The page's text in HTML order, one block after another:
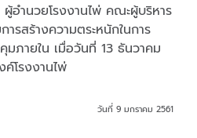
ำนวยโรงงานไพ่ คณะผู้บริหาร
ารสร้างความตระหนักในการ
มภายใน เมื่อวันที่ 13 ธันวาคม
โรงงานไพ่
วันที่ 9 มกราคม 2561